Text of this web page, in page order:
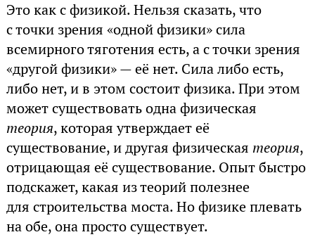
Это как с физикой. Нельзя сказать, что
с точки зрения «одной физики» сила
всемирного тяготения есть, а с точки зрения
«другой физики» — её нет. Сила либо есть,
либо нет, и в этом состоит физика. При этом
может существовать одна физическая
теория, которая утверждает её
существование, и другая физическая теория,
отрицающая её существование. Опыт быстро
подскажет, какая из теорий полезнее
для строительства моста. Но физике плевать
на обе, она просто существует.